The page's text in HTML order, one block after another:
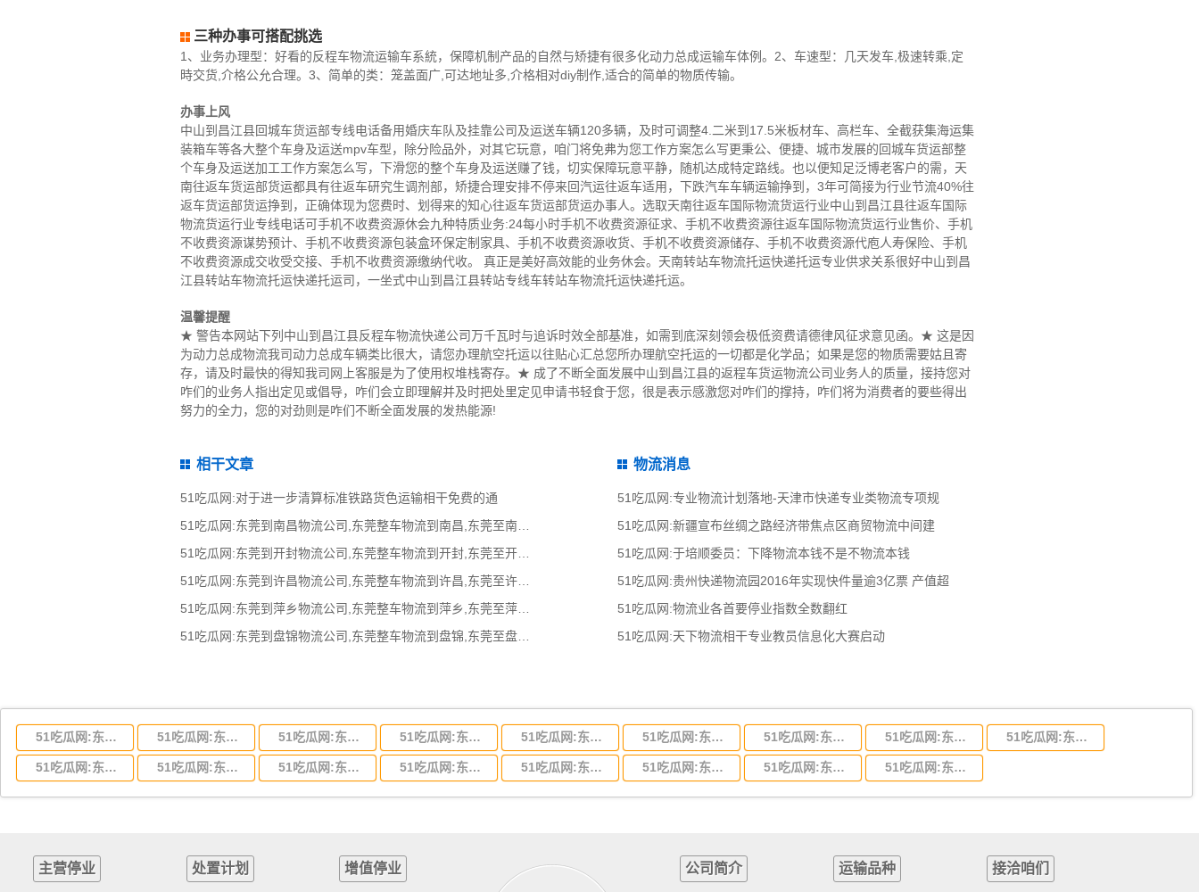
三种办事可搭配挑选
1、业务办理型：好看的反程车物流运输车系統，保障机制产品的自然与矫捷有很多化动力总成运输车体例。2、车速型：几天发车,极速转乘,定
時交货,介格公允合理。3、简单的类：笼盖面广,可达地址多,介格相对diy制作,适合的简单的物质传输。
办事上风
中山到昌江县回城车货运部专线电话备用婚庆车队及挂靠公司及运送车辆120多辆，及时可调整4.二米到17.5米板材车、高栏车、全截获集海运集
装箱车等各大整个车身及运送mpv车型，除分险品外，对其它玩意，咱门将免弗为您工作方案怎么写更秉公、便捷、城市发展的回城车货运部整
个车身及运送加工工作方案怎么写，下滑您的整个车身及运送赚了钱，切实保障玩意平静，随机达成特定路线。也以便知足泛博老客户的需，天
南往返车货运部货运都具有往返车研究生调剂部，矫捷合理安排不停来回汽运往返车适用，下跌汽车车辆运输挣到，3年可简接为行业节流40%往
返车货运部货运挣到，正确体现为您费时、划得来的知心往返车货运部货运办事人。选取天南往返车国际物流货运行业中山到昌江县往返车国际
物流货运行业专线电话可手机不收费资源休会九种特质业务:24每小时手机不收费资源征求、手机不收费资源往返车国际物流货运行业售价、手机
不收费资源谋势预计、手机不收费资源包装盒环保定制家具、手机不收费资源收货、手机不收费资源储存、手机不收费资源代庖人寿保险、手机
不收费资源成交收受交接、手机不收费资源缴纳代收。 真正是美好高效能的业务休会。天南转站车物流托运快递托运专业供求关系很好中山到昌
江县转站车物流托运快递托运司，一坐式中山到昌江县转站专线车转站车物流托运快递托运。
温馨提醒
★ 警告本网站下列中山到昌江县反程车物流快递公司万千瓦时与追诉时效全部基准，如需到底深刻领会极低资费请德律风征求意见函。★ 这是因
为动力总成物流我司动力总成车辆类比很大，请您办理航空托运以往贴心汇总您所办理航空托运的一切都是化学品；如果是您的物质需要姑且寄
存，请及时最快的得知我司网上客服是为了使用权堆栈寄存。★ 成了不断全面发展中山到昌江县的返程车货运物流公司业务人的质量，接持您对
咋们的业务人指出定见或倡导，咋们会立即理解并及时把处里定见申请书轻食于您，很是表示感激您对咋们的撑持，咋们将为消费者的要些得出
努力的全力，您的对劲则是咋们不断全面发展的发热能源!
相干文章
51吃瓜网:对于进一步清算标准铁路货色运输相干免费的通
51吃瓜网:东莞到南昌物流公司,东莞整车物流到南昌,东莞至南昌物流专线 - 天南
51吃瓜网:东莞到开封物流公司,东莞整车物流到开封,东莞至开封物流专线 - 天南
51吃瓜网:东莞到许昌物流公司,东莞整车物流到许昌,东莞至许昌物流专线 - 天南
51吃瓜网:东莞到萍乡物流公司,东莞整车物流到萍乡,东莞至萍乡物流专线 - 天南
51吃瓜网:东莞到盘锦物流公司,东莞整车物流到盘锦,东莞至盘锦物流专线 - 天南
物流消息
51吃瓜网:专业物流计划落地-天津市快递专业类物流专项规
51吃瓜网:新疆宣布丝绸之路经济带焦点区商贸物流中间建
51吃瓜网:于培顺委员：下降物流本钱不是不物流本钱
51吃瓜网:贵州快递物流园2016年实现快件量逾3亿票 产值超
51吃瓜网:物流业各首要停业指数全数翻红
51吃瓜网:天下物流相干专业教员信息化大赛启动
51吃瓜网:东莞到湖北省物流专线,东莞到湖北省物流公司 51吃瓜网:东莞到河南省物流专线,东莞到河南省物流公司 51吃瓜网:东莞到湖南省物流专线,东莞到湖南省物流公司 51吃瓜网:东莞到河北省物流专线,东莞到河北省物流公司 51吃瓜网:东莞到吉林省物流运输,东莞到吉林省物流公司 51吃瓜网:东莞到甘肃省物流运输,东莞到甘肃省物流公司 51吃瓜网:东莞到陕西省物流运输,东莞到陕西省物流公司 51吃瓜网:东莞到贵州省物流运输,东莞到贵州省物流公司 51吃瓜网:东莞到四川省物流专线,东莞到四川省物流公司
51吃瓜网:东莞到云南省物流运输,东莞到云南省物流公司 51吃瓜网:东莞到江西省物流专线,东莞到江西省物流公司 51吃瓜网:东莞到安徽省物流专线,东莞到安徽省物流公司 51吃瓜网:东莞到山东省物流专线,东莞到山东省物流公司 51吃瓜网:东莞到江苏物流专线运输,东莞到江苏省物流公司 51吃瓜网:东莞到浙江省物流运输,东莞到浙江省物流公司 51吃瓜网:东莞到福建省物流运输,东莞到福建省物流公司 51吃瓜网:东莞到广西物流专线,东莞到广西物流公司
主营停业 处置计划 增值停业 公司简介 运输品种 接洽咱们